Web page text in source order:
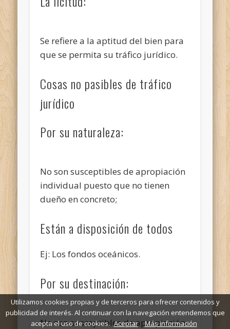
Se refiere a la aptitud del bien para
que se permita su tráfico jurídico.
Cosas no pasibles de tráfico
jurídico
Por su naturaleza:
No son susceptibles de apropiación
individual puesto que no tienen
dueño en concreto;
Están a disposición de todos
Ej: Los fondos oceánicos.
Por su destinación:
No son susceptibles de apropiación
Utilizamos cookies propias y de terceros para ofrecer contenidos y
publicidad de interés. Al continuar con la navegación entendemos que
acepta el uso de cookies. Aceptar Más información